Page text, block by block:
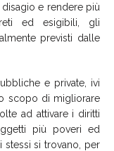
e rendere più
ed esigibili, gli
previsti dalle
e private, ivi
scopo di migliorare
ad attivare i diritti
più poveri ed
stessi si trovano, per